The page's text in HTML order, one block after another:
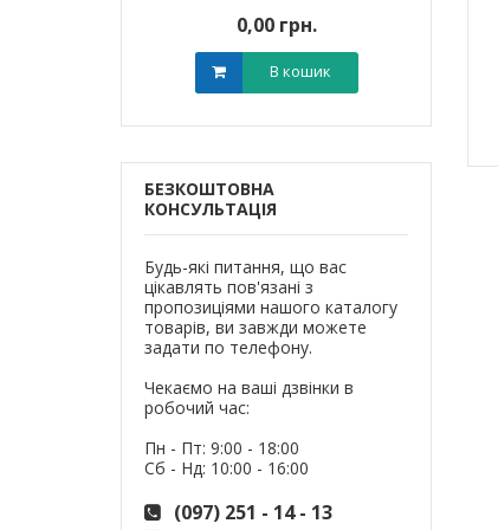
0,00 грн.
В кошик
БЕЗКОШТОВНА
КОНСУЛЬТАЦІЯ
Будь-які питання, що вас
цікавлять пов'язані з
пропозиціями нашого каталогу
товарів, ви завжди можете
задати по телефону.
Чекаємо на ваші дзвінки в
робочий час:
Пн - Пт: 9:00 - 18:00
Сб - Нд: 10:00 - 16:00
(097) 251 - 14 - 13